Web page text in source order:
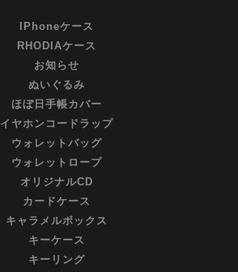
IPhoneケース
RHODIAケース
お知らせ
ぬいぐるみ
ほぼ日手帳カバー
イヤホンコードラップ
ウォレットバッグ
ウォレットロープ
オリジナルCD
カードケース
キャラメルボックス
キーケース
キーリング